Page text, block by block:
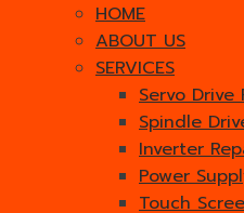
HOME
ABOUT US
SERVICES
Servo Drive
Spindle
Inverter
Power
Touch